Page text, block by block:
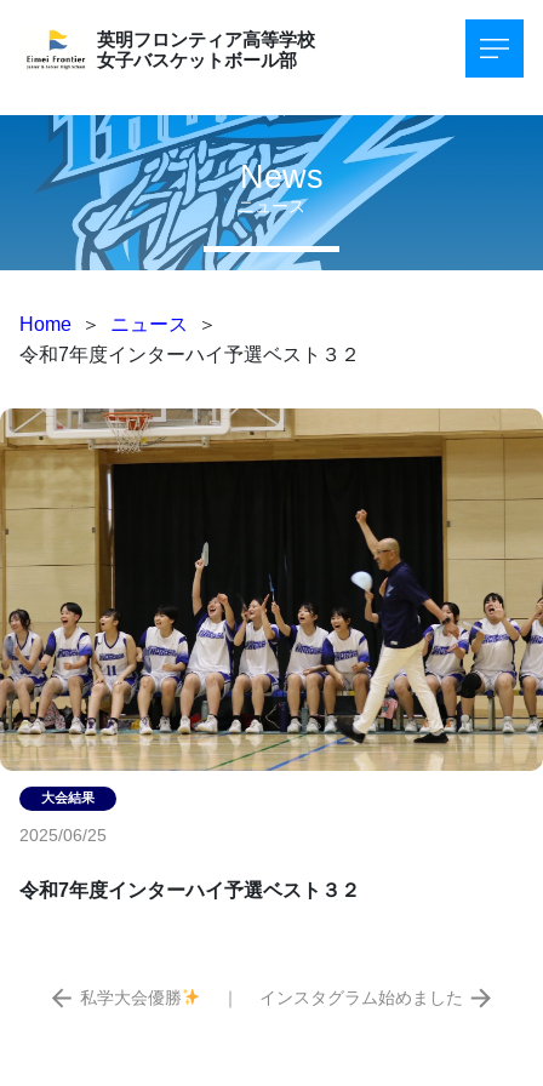
英明フロンティア高等学校
女子バスケットボール部
ニュース
News
Home ＞ ニュース
＞
令和7年度インターハイ予選ベスト３２
2025/06/25
令和7年度インターハイ予選ベスト３２
私学大会優勝 ｜ インスタグラム始めました